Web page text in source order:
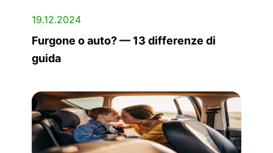
19.12.2024
Furgone o auto? — 13 differenze di
guida